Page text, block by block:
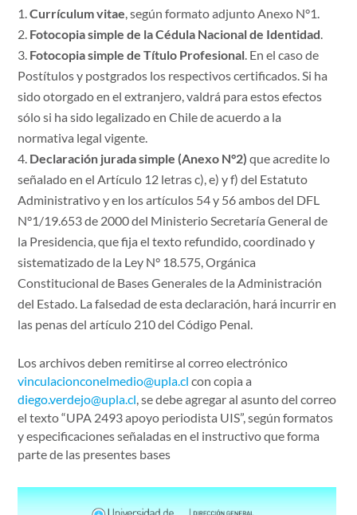
Currículum vitae , según formato adjunto Anexo N°1.
Fotocopia simple de la Cédula Nacional de Identidad
Fotocopia simple de Título Profesional . En el caso de
Postítulos y postgrados los respectivos certificados. Si ha
sido otorgado en el extranjero, valdrá para estos efectos
sólo si ha sido legalizado en Chile de acuerdo a la
normativa legal vigente.
Declaración jurada simple (Anexo N°2) que acredite lo
señalado en el Artículo 12 letras c), e) y f) del Estatuto
Administrativo y en los artículos 54 y 56 ambos del DFL
N°1/19.653 de 2000 del Ministerio Secretaría General de
la Presidencia, que fija el texto refundido, coordinado y
sistematizado de la Ley N° 18.575, Orgánica
Constitucional de Bases Generales de la Administración
del Estado. La falsedad de esta declaración, hará incurrir en
las penas del artículo 210 del Código Penal.
Los archivos deben remitirse al correo electrónico
vinculacionconelmedio@upla.cl con copia a
diego.verdejo@upla.cl , se debe agregar al asunto del correo
el texto “UPA 2493 apoyo periodista UIS”, según formatos
y especificaciones señaladas en el instructivo que forma
parte de las presentes bases